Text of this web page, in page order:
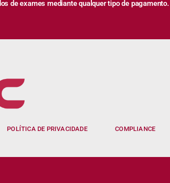
de exames mediante qualquer tipo de pagamento.
POLÍTICA DE PRIVACIDADE COMPLIANCE